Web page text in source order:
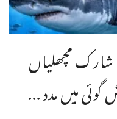
! شارک مچھلیاں
میں مدد ...